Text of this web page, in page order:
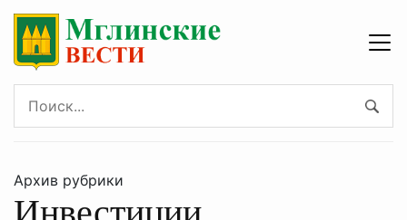
Архив рубрики